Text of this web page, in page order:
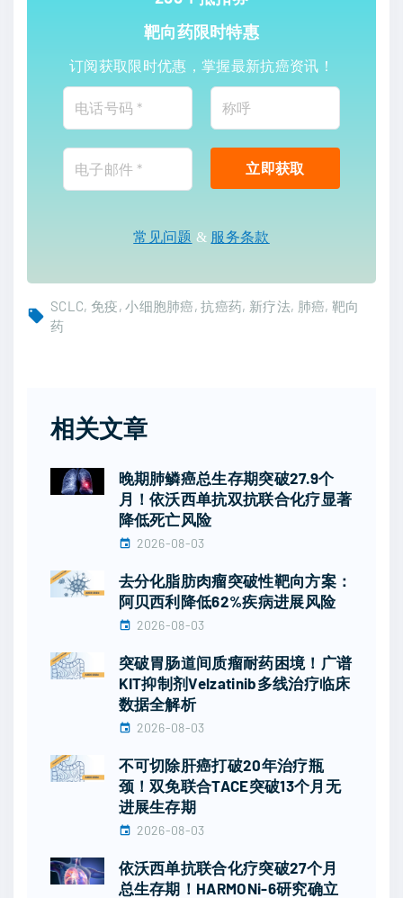
靶向药限时特惠
订阅获取限时优惠，掌握最新抗癌资讯！
常见问题 & 服务条款
SCLC 免疫 小细胞肺癌 抗癌药 新疗法 肺癌 靶向
药
相关文章
晚期肺鳞癌总生存期突破27.9个
月！依沃西单抗双抗联合化疗显著
降低死亡风险
2026-08-03
去分化脂肪肉瘤突破性靶向方案：
阿贝西利降低62%疾病进展风险
2026-08-03
突破胃肠道间质瘤耐药困境！广谱
KIT抑制剂Velzatinib多线治疗临床
数据全解析
2026-08-03
不可切除肝癌打破20年治疗瓶
颈！双免联合TACE突破13个月无
进展生存期
2026-08-03
依沃西单抗联合化疗突破27个月
总生存期！HARMONi-6研究确立